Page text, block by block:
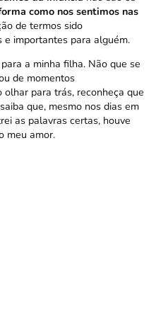
como nos sentimos nas
de termos sido
e importantes para alguém.
a minha filha. Não que se
de momentos
para trás, reconheça que
que, mesmo nos dias em
as palavras certas, houve
meu amor.